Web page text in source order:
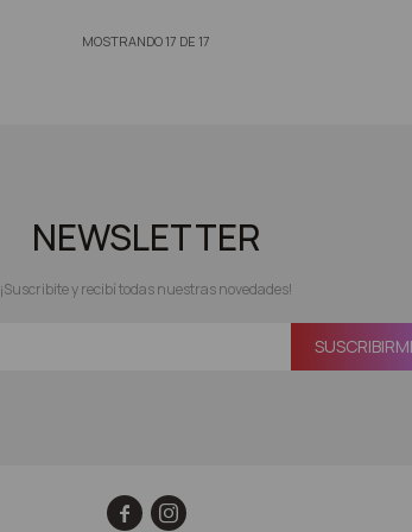
MOSTRANDO17 DE 17
NEWSLETTER
¡Suscribite y recibí todas nuestras novedades!
 